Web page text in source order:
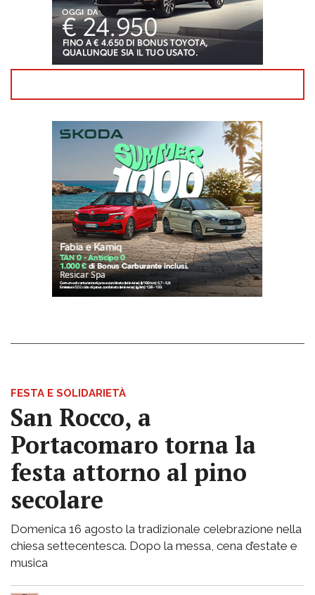
FESTA E SOLIDARIETÀ
San Rocco, a
Portacomaro torna la
festa attorno al pino
secolare
Domenica 16 agosto la tradizionale celebrazione nella
chiesa settecentesca. Dopo la messa, cena d’estate e
musica